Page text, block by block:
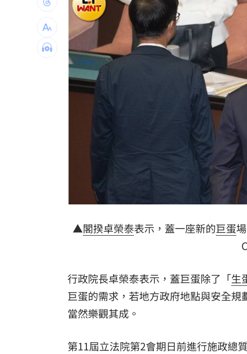
好友離世成創作契機 樂團主唱吐黑色幽默
潘裕文閃退歌壇 周定緯曝私下真實互動
華邦電Q2獲利創高！上半年EPS達7.65元
割頸案受害家屬揭這真相！指加害者無誠意
林安可二軍連轟有原因 好友陳傑憲揭內幕
韓國羽球大師賽發威 蘇力揚挺進男單8強
大世科上半年獲利創新高！EPS 1.58元 18:58
台灣彩券開獎直播中
LIVE三立+24小時直播 15:27
理想混蛋號召粉絲跨海追星吃美食！ 18:15
▲閣揆卓榮泰表示，蓋一座新的巨蛋
行政院長卓榮泰表示，蓋巨蛋除了「生
巨蛋的需求，若地方政府地點與安全規
當然樂觀其成。
第11屆立法院第2會期日前進行施政總